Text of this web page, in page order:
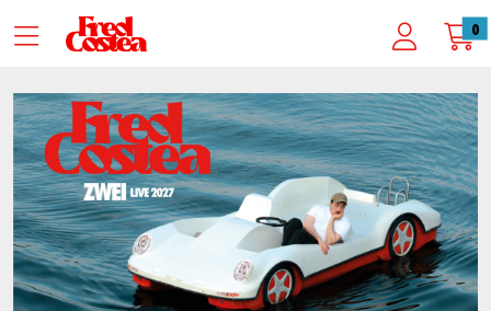
Zum Hauptinhalt springen 0
Startseite
FRED COSTEA